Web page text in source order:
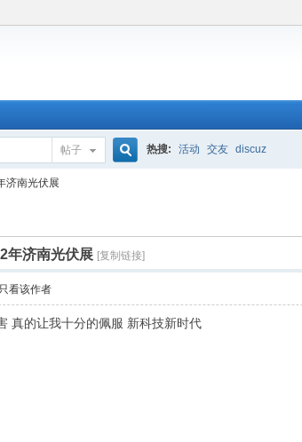
帖子
索
热搜: 活动 交友 discuz
济南光伏展
年济南光伏展 [复制链接]
只看该作者
真的让我十分的佩服 新科技新时代